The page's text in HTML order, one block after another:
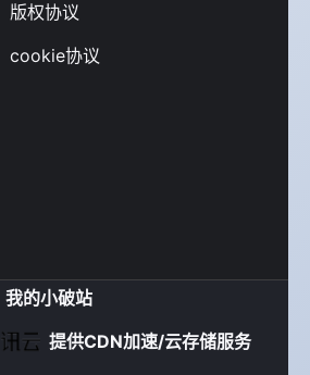
版权协议
cookie协议
我的小破站
提供CDN加速/云存储服务